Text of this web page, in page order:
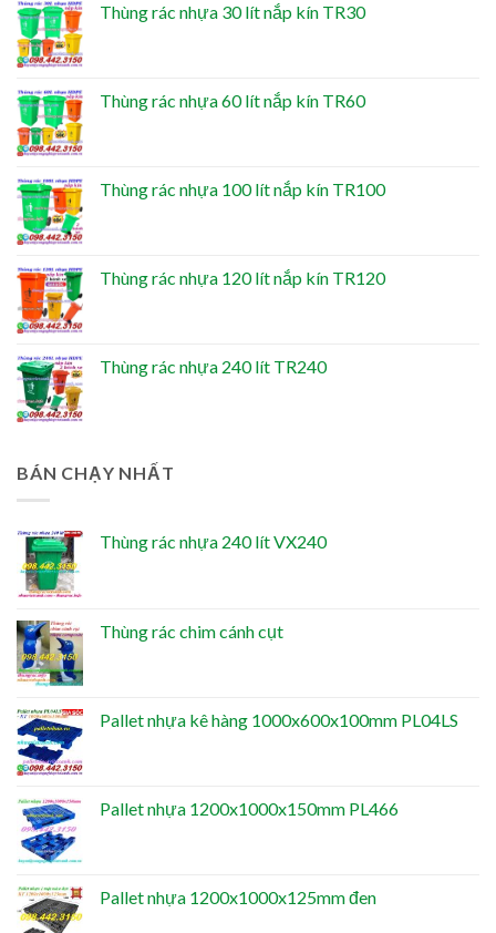
Thùng rác nhựa 30 lít nắp kín TR30
Thùng rác nhựa 60 lít nắp kín TR60
Thùng rác nhựa 100 lít nắp kín TR100
Thùng rác nhựa 120 lít nắp kín TR120
Thùng rác nhựa 240 lít TR240
BÁN CHẠY NHẤT
Thùng rác nhựa 240 lít VX240
Thùng rác chim cánh cụt
Pallet nhựa kê hàng 1000x600x100mm PL04LS
Pallet nhựa 1200x1000x150mm PL466
Pallet nhựa 1200x1000x125mm đen